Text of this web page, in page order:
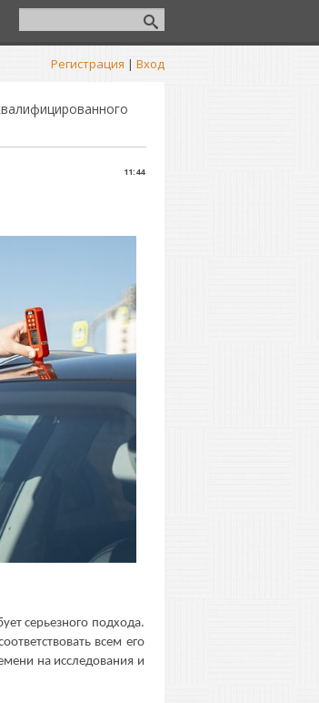
Регистрация | Вход
11:44
серьезного подхода.
всем его
на исследования и